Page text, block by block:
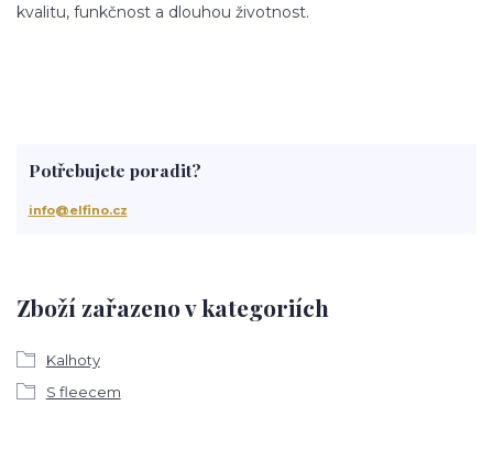
kvalitu, funkčnost a dlouhou životnost.
Zboží zařazeno v kategoriích
Kalhoty
S fleecem
Potřebujete poradit?
info@elfino.cz